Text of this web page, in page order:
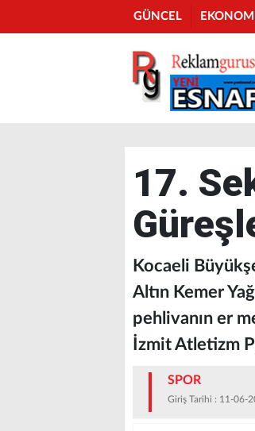
GÜNCEL EKONOMİ
17.
Kocaeli
Altın Kemer
pehlivanın er
İzmit Atletizm
SPOR
Giriş Tarihi : 11-06-